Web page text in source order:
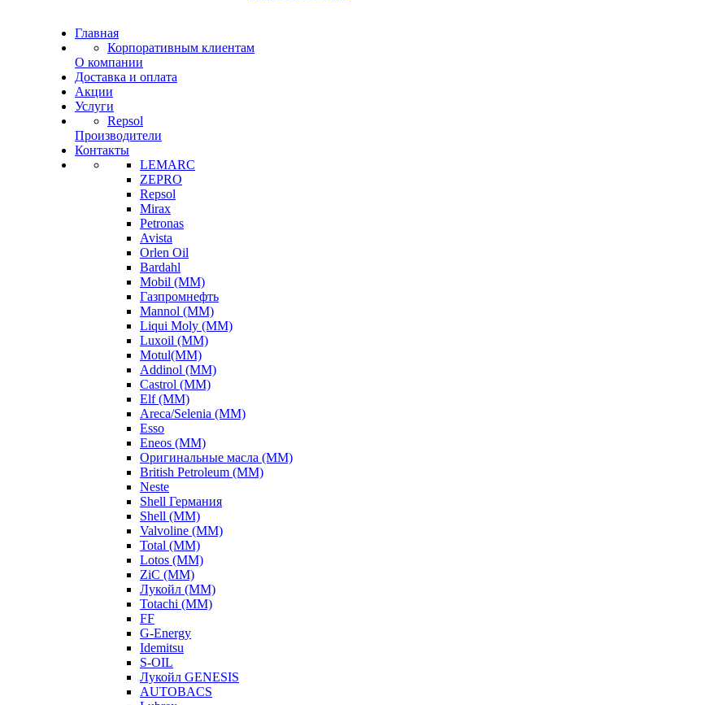
Главная
Корпоративным клиентам
О компании
Доставка и оплата
Акции
Услуги
Repsol
Производители
Контакты
LEMARC
ZEPRO
Repsol
Mirax
Petronas
Avista
Orlen Oil
Bardahl
Mobil (ММ)
Газпромнефть
Mannol (ММ)
Liqui Moly (ММ)
Luxoil (ММ)
Motul(ММ)
Addinol (ММ)
Castrol (ММ)
Elf (ММ)
Areca/Selenia (ММ)
Esso
Eneos (ММ)
Оригинальные масла (ММ)
British Petroleum (ММ)
Neste
Shell Германия
Shell (ММ)
Valvoline (ММ)
Total (ММ)
Lotos (ММ)
ZiC (ММ)
Лукойл (ММ)
Totachi (MM)
FF
G-Energy
Idemitsu
S-OIL
Лукойл GENESIS
AUTOBACS